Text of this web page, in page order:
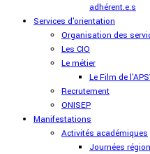
adhérent.e.s
Services d'orientation
Organisation des
Les CIO
Le métier
Le Film de
Recrutement
ONISEP
Manifestations
Activités académiques
Journées